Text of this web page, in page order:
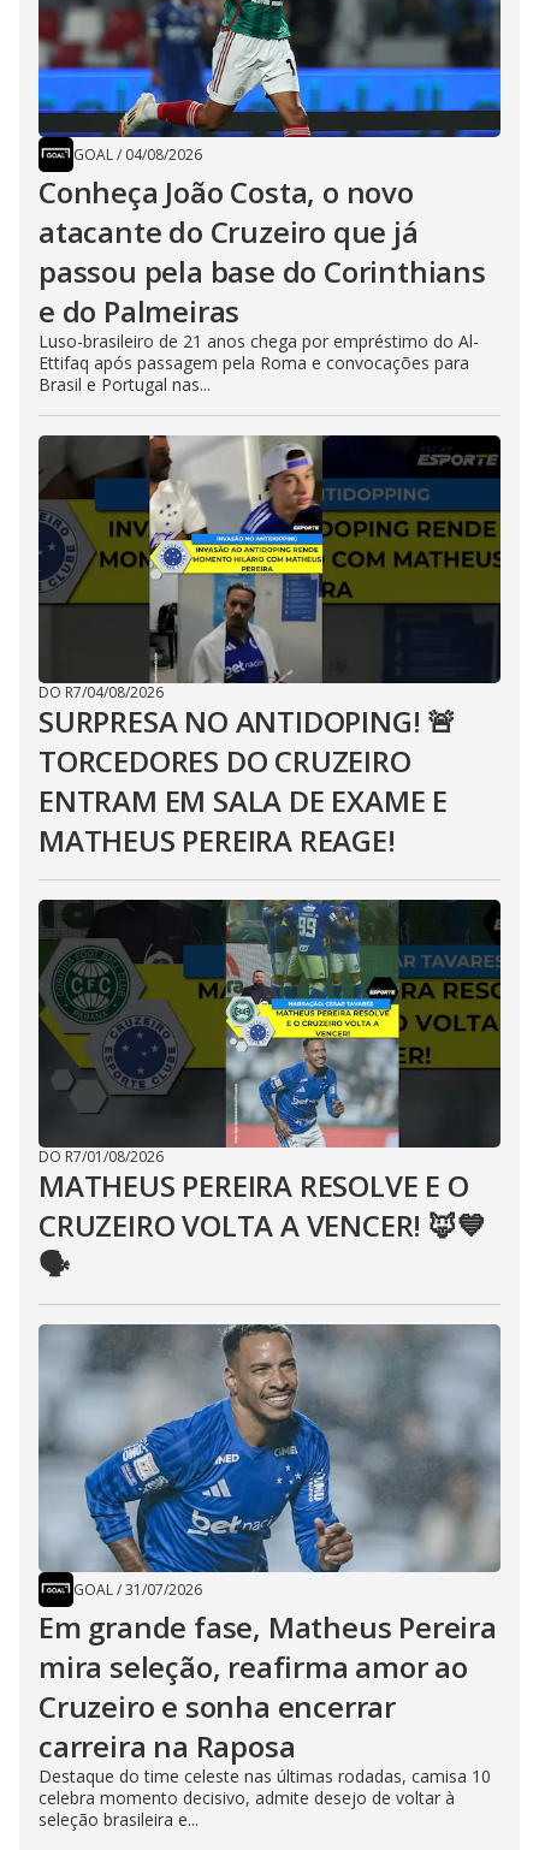
GOAL/ 04/08/2026
Conheça João Costa, o novo
atacante do Cruzeiro que já
passou pela base do Corinthians
e do Palmeiras
Luso-brasileiro de 21 anos chega por empréstimo do Al-
Ettifaq após passagem pela Roma e convocações para
Brasil e Portugal nas...
DO R7/04/08/2026
SURPRESA NO ANTIDOPING! 🚨
TORCEDORES DO CRUZEIRO
ENTRAM EM SALA DE EXAME E
MATHEUS PEREIRA REAGE!
DO R7/01/08/2026
MATHEUS PEREIRA RESOLVE E O
CRUZEIRO VOLTA A VENCER! 🦊💙
🗣
GOAL/31/07/2026
Em grande fase, Matheus Pereira
mira seleção, reafirma amor ao
Cruzeiro e sonha encerrar
carreira na Raposa
Destaque do time celeste nas últimas rodadas, camisa 10
celebra momento decisivo, admite desejo de voltar à
seleção brasileira e...